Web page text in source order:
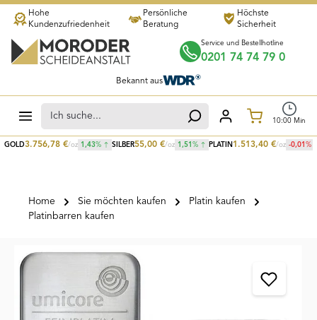
Zum Hauptinhalt springen
GOLD3.756,78 €/oz 1,43% SILBER55,00 €/oz 1,51 % PLATIN 1.513,40 €/oz -0,01 %
Hohe
Kundenzufriedenheit
Persönliche
Beratung
Höchste
Sicherheit
Service und Bestellhotline
0201 74 74 79 0
Bekannt aus
10:00 Min
Home Sie möchten kaufen
Platin kaufen
Platinbarren kaufen
Bildergalerie überspringen